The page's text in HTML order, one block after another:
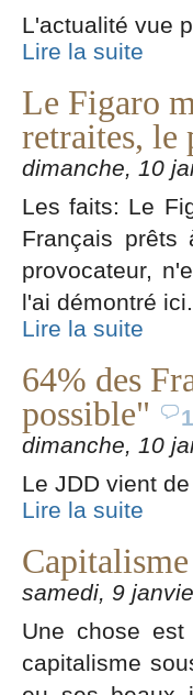
L'actualité vue
Lire la suite
Le Figaro
retraites, le
dimanche, 10
Les faits: Le
Français
provocateur,
l'ai démontré
Lire la suite
64% des
possible"
dimanche, 10
Le JDD vient
Lire la suite
samedi, 9
Une chose
capitalisme